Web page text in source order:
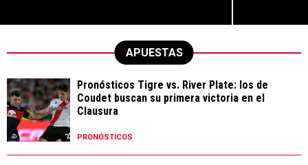
APUESTAS
Pronósticos Tigre vs. River Plate: los de
Coudet buscan su primera victoria en el
Clausura
PRONÓSTICOS